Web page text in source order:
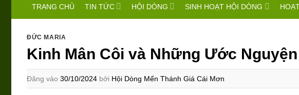
TRANG CHỦ TIN TỨC HỘI DÒNG SINH HOẠT HỘI DÒNG
ĐỨC MARIA
Kinh Mân Côi và Những Ước Nguyện
Đăng vào 30/10/2024 bởi Hội Dòng Mến Thánh Giá Cái Mơn